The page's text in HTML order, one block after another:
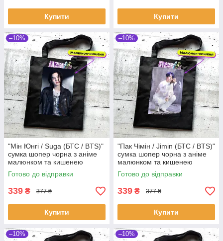
Купити Купити
–10%
"Мін Юнгі / Suga (БТС / BTS)"
сумка шопер чорна з аніме
малюнком та кишенею
Готово до відправки
339 ₴ 377 ₴
Купити
–10%
"Пак Чімін / Jimin (БТС / BTS)"
сумка шопер чорна з аніме
малюнком та кишенею
Готово до відправки
339 ₴ 377 ₴
Купити
–10% –10%